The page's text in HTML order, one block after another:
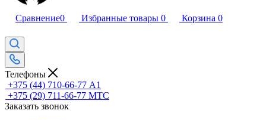
Сравнение0 Избранные товары 0 Корзина 0
Телефоны
+375 (44) 710-66-77 А1
+375 (29) 711-66-77 МТС
Заказать звонок